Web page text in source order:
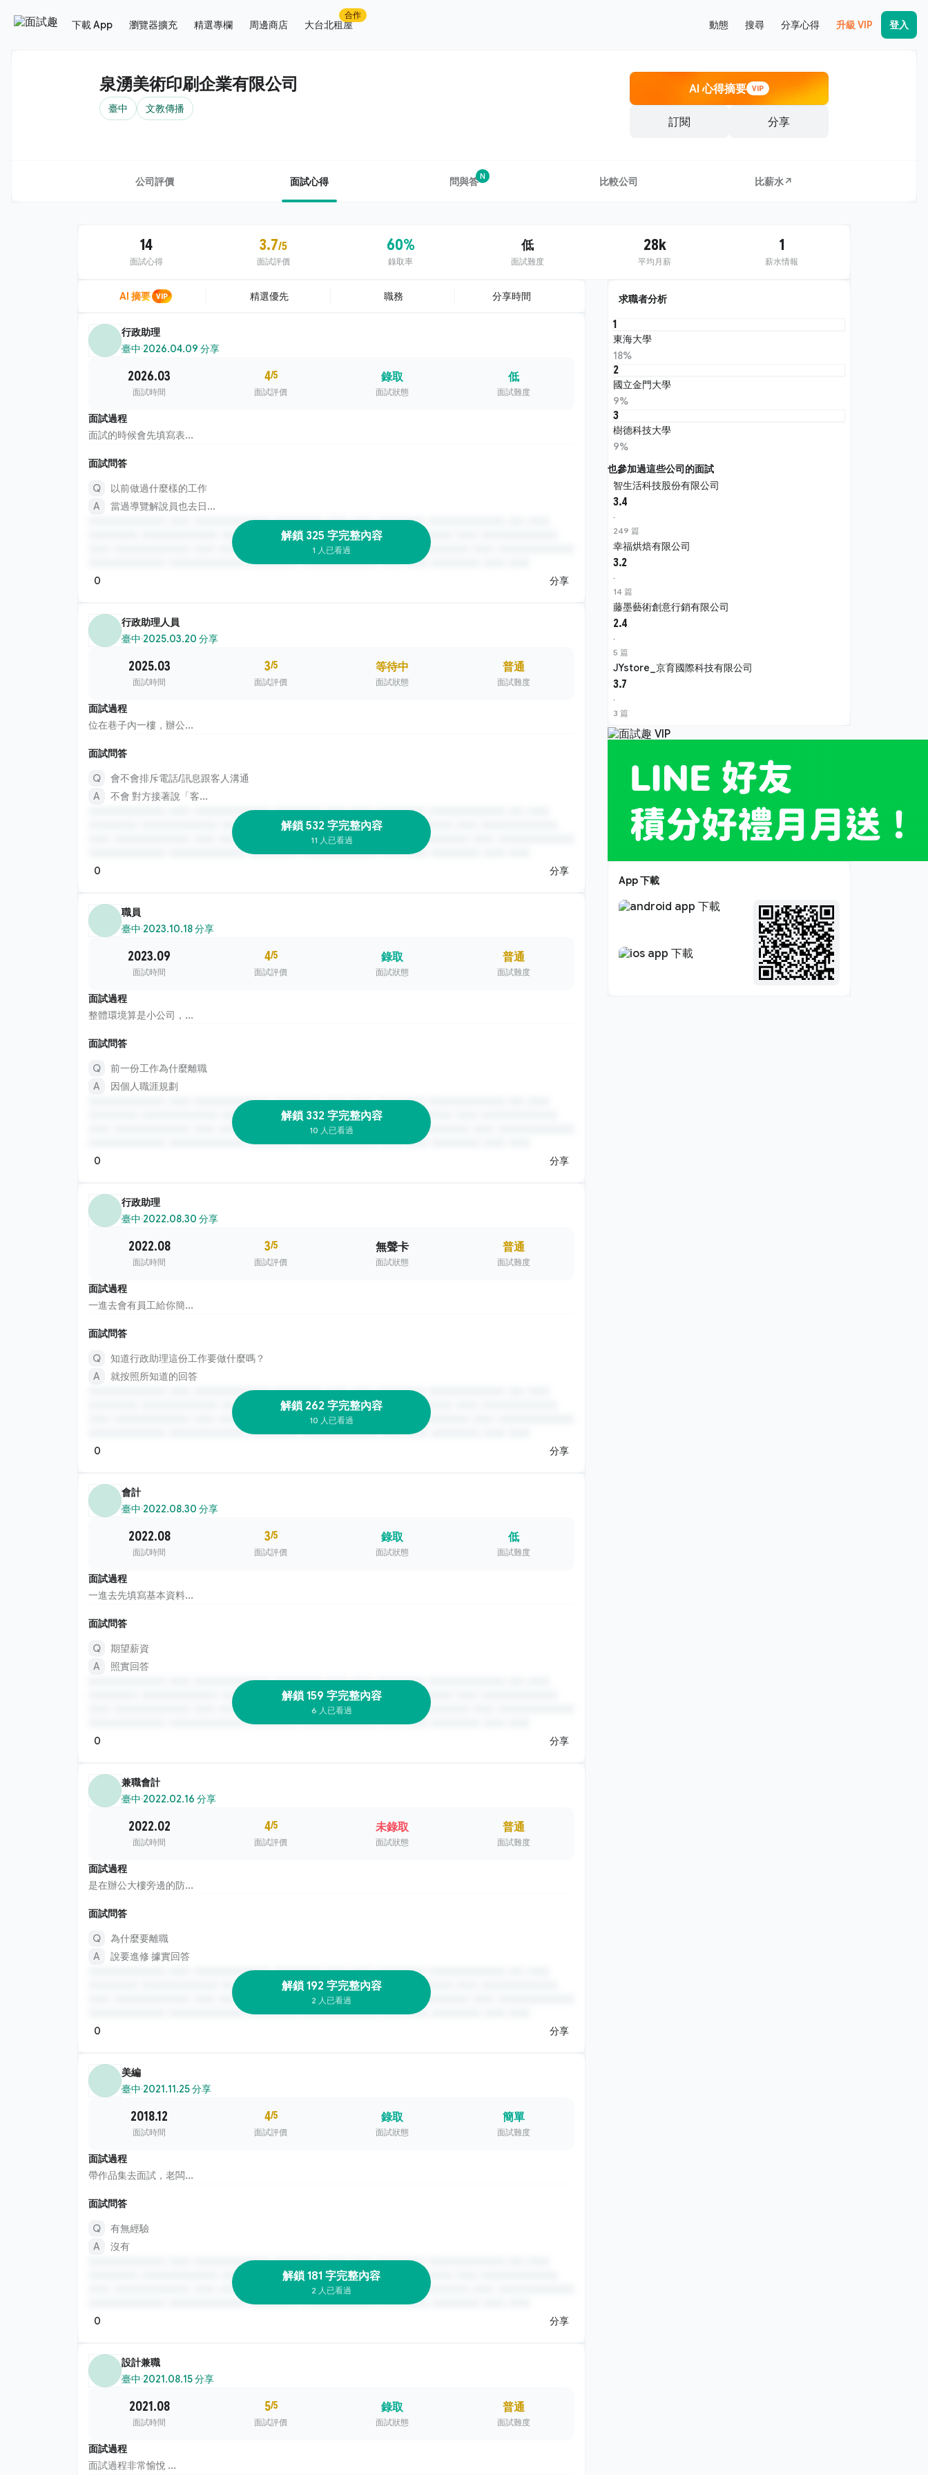
下載 App 瀏覽器擴充 精選專欄 周邊商店 大台北租屋
合作
動態 搜尋 分享心得 升級 VIP 登入
泉湧美術印刷企業有限公司
臺中 文教傳播
AI 心得摘要 VIP
訂閱 分享
公司評價 面試心得 問與答N 比較公司 比薪水↗
14
面試心得
3.7/5
面試評價
60%
錄取率
低
面試難度
28k
平均月薪
1
薪水情報
AI 摘要 VIP 職務
行政助理
臺中·2026.04.09 分享
2026.03
面試時間
4/5
面試評價
錄取
面試狀態
低
面試難度
面試過程
面試的時候會先填寫表...
面試問答
以前做過什麼樣的工作
當過導覽解說員也去日...
解鎖 325 字完整內容
1 人已看過
0 分享
行政助理人員
臺中·2025.03.20 分享
2025.03
面試時間
3/5
面試評價
等待中
面試狀態
普通
面試難度
面試過程
位在巷子內一樓，辦公...
面試問答
會不會排斥電話/訊息跟客人溝通
不會 對方接著說「客...
解鎖 532 字完整內容
11 人已看過
0 分享
職員
臺中·2023.10.18 分享
2023.09
面試時間
4/5
面試評價
錄取
面試狀態
普通
面試難度
面試過程
整體環境算是小公司，...
面試問答
前一份工作為什麼離職
因個人職涯規劃
解鎖 332 字完整內容
10 人已看過
0 分享
行政助理
臺中·2022.08.30 分享
2022.08
面試時間
3/5
面試評價
無聲卡
面試狀態
普通
面試難度
面試過程
一進去會有員工給你簡...
面試問答
知道行政助理這份工作要做什麼嗎？
就按照所知道的回答
解鎖 262 字完整內容
10 人已看過
0 分享
會計
臺中·2022.08.30 分享
2022.08
面試時間
3/5
面試評價
錄取
面試狀態
低
面試難度
面試過程
一進去先填寫基本資料...
面試問答
期望薪資
照實回答
解鎖 159 字完整內容
6 人已看過
0 分享
兼職會計
臺中·2022.02.16 分享
2022.02
面試時間
4/5
面試評價
未錄取
面試狀態
普通
面試難度
面試過程
是在辦公大樓旁邊的防...
面試問答
為什麼要離職
說要進修 據實回答
解鎖 192 字完整內容
2 人已看過
0 分享
美編
臺中·2021.11.25 分享
2018.12
面試時間
4/5
面試評價
錄取
面試狀態
簡單
面試難度
面試過程
帶作品集去面試，老闆...
面試問答
有無經驗
沒有
解鎖 181 字完整內容
2 人已看過
0 分享
設計兼職
臺中·2021.08.15 分享
2021.08
面試時間
5/5
面試評價
錄取
面試狀態
普通
面試難度
面試過程
面試過程非常愉悅 ...
求職者分析
1
東海大學
18%
2
國立金門大學
9%
3
樹德科技大學
9%
也參加過這些公司的面試
智生活科技股份有限公司
3.4
·
249 篇
幸福烘焙有限公司
3.2
·
14 篇
藤墨藝術創意行銷有限公司
2.4
·
5 篇
JYstore_京育國際科技有限公司
3.7
·
3 篇
App 下載